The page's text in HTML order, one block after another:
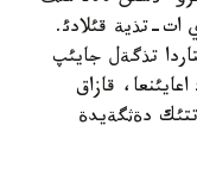
ات-تذية قئلادئ.
تذگةل جايئپ
قازاق
دةثگةيدة